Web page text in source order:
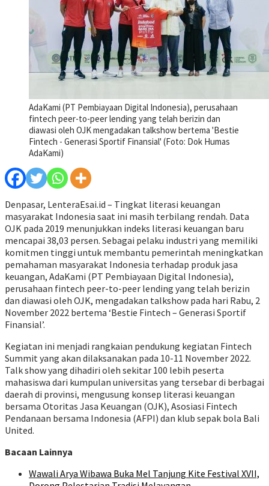
AdaKami (PT Pembiayaan Digital Indonesia), perusahaan
fintech peer-to-peer lending yang telah berizin dan
diawasi oleh OJK mengadakan talkshow bertema 'Bestie
Fintech - Generasi Sportif Finansial' (Foto: Dok Humas
AdaKami)
Denpasar, LenteraEsai.id – Tingkat literasi keuangan
masyarakat Indonesia saat ini masih terbilang rendah. Data
OJK pada 2019 menunjukkan indeks literasi keuangan baru
mencapai 38,03 persen. Sebagai pelaku industri yang memiliki
komitmen tinggi untuk membantu pemerintah meningkatkan
pemahaman masyarakat Indonesia terhadap produk jasa
keuangan, AdaKami (PT Pembiayaan Digital Indonesia),
perusahaan fintech peer-to-peer lending yang telah berizin
dan diawasi oleh OJK, mengadakan talkshow pada hari Rabu, 2
November 2022 bertema ‘Bestie Fintech – Generasi Sportif
Finansial’.
Kegiatan ini menjadi rangkaian pendukung kegiatan Fintech
Summit yang akan dilaksanakan pada 10-11 November 2022.
Talk show yang dihadiri oleh sekitar 100 lebih peserta
mahasiswa dari kumpulan universitas yang tersebar di berbagai
daerah di provinsi, mengusung konsep literasi keuangan
bersama Otoritas Jasa Keuangan (OJK), Asosiasi Fintech
Pendanaan bersama Indonesia (AFPI) dan klub sepak bola Bali
United.
Bacaan Lainnya
Wawali Arya Wibawa Buka Mel Tanjung Kite Festival XVII,